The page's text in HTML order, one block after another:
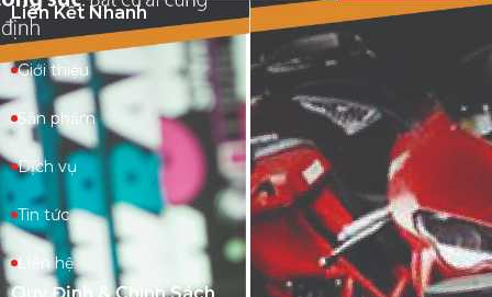
Liên Kết Nhanh
Giới thiệu
Sản phẩm
Dịch vụ
Tin tức
Liên hệ
Quy Định & Chính Sách